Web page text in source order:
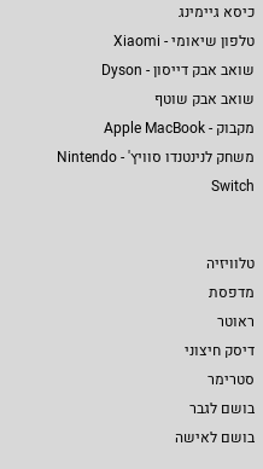
כיסא גיימינג
טלפון שיאומי - Xiaomi
שואב אבק דייסון - Dyson
שואב אבק שוטף
מקבוק - Apple MacBook
משחק לנינטנדו סוויץ' - Nintendo
Switch
טלוויזיה
מדפסת
ראוטר
דיסק חיצוני
סטרימר
בושם לגבר
בושם לאישה